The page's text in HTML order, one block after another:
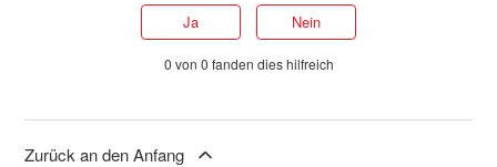
Ja Nein
0 von 0 fanden dies hilfreich
Zurück an den Anfang